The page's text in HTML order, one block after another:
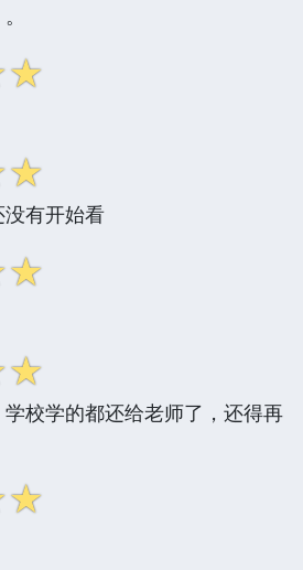
☆
☆
有开始看
☆
☆
校学的都还给老师了，还得再
☆